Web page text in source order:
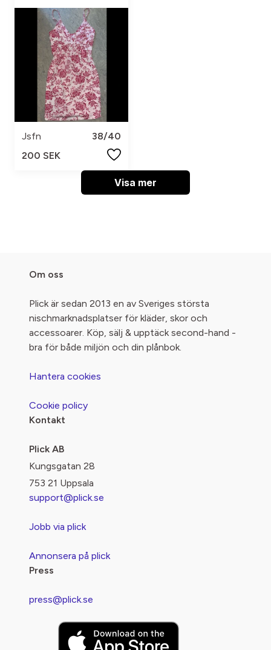
Jsfn
38/40
200 SEK
Visa mer
Om oss
Plick är sedan 2013 en av Sveriges största
nischmarknadsplatser för kläder, skor och
accessoarer. Köp, sälj & upptäck second-hand -
bra för både miljön och din plånbok.
Hantera cookies
Cookie policy
Kontakt
Plick AB
Kungsgatan 28
753 21 Uppsala
support@plick.se
Jobb via plick
Annonsera på plick
Press
press@plick.se